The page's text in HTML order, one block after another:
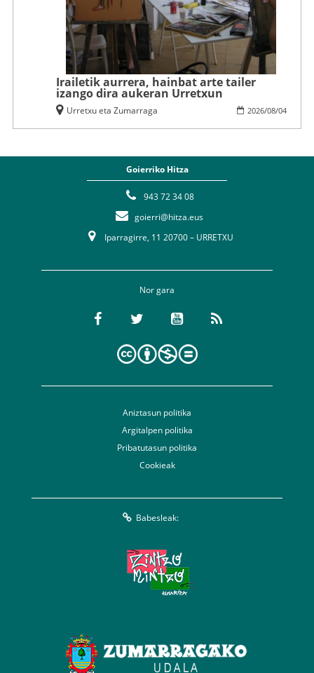
Irailetik aurrera, hainbat arte tailer
izango dira aukeran Urretxun
2026/08/04
Urretxu eta Zumarraga
Goierriko Hitza
943 72 34 08
goierri@hitza.eus
Iparragirre, 11 20700 – URRETXU
Nor gara
Aniztasun politika
Argitalpen politika
Pribatutasun politika
Cookieak
Babesleak: